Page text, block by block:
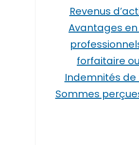
Revenus
Avantages
forfaitaire
Indemnités
Sommes